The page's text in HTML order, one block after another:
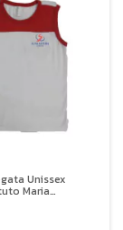
Unissex
Maria